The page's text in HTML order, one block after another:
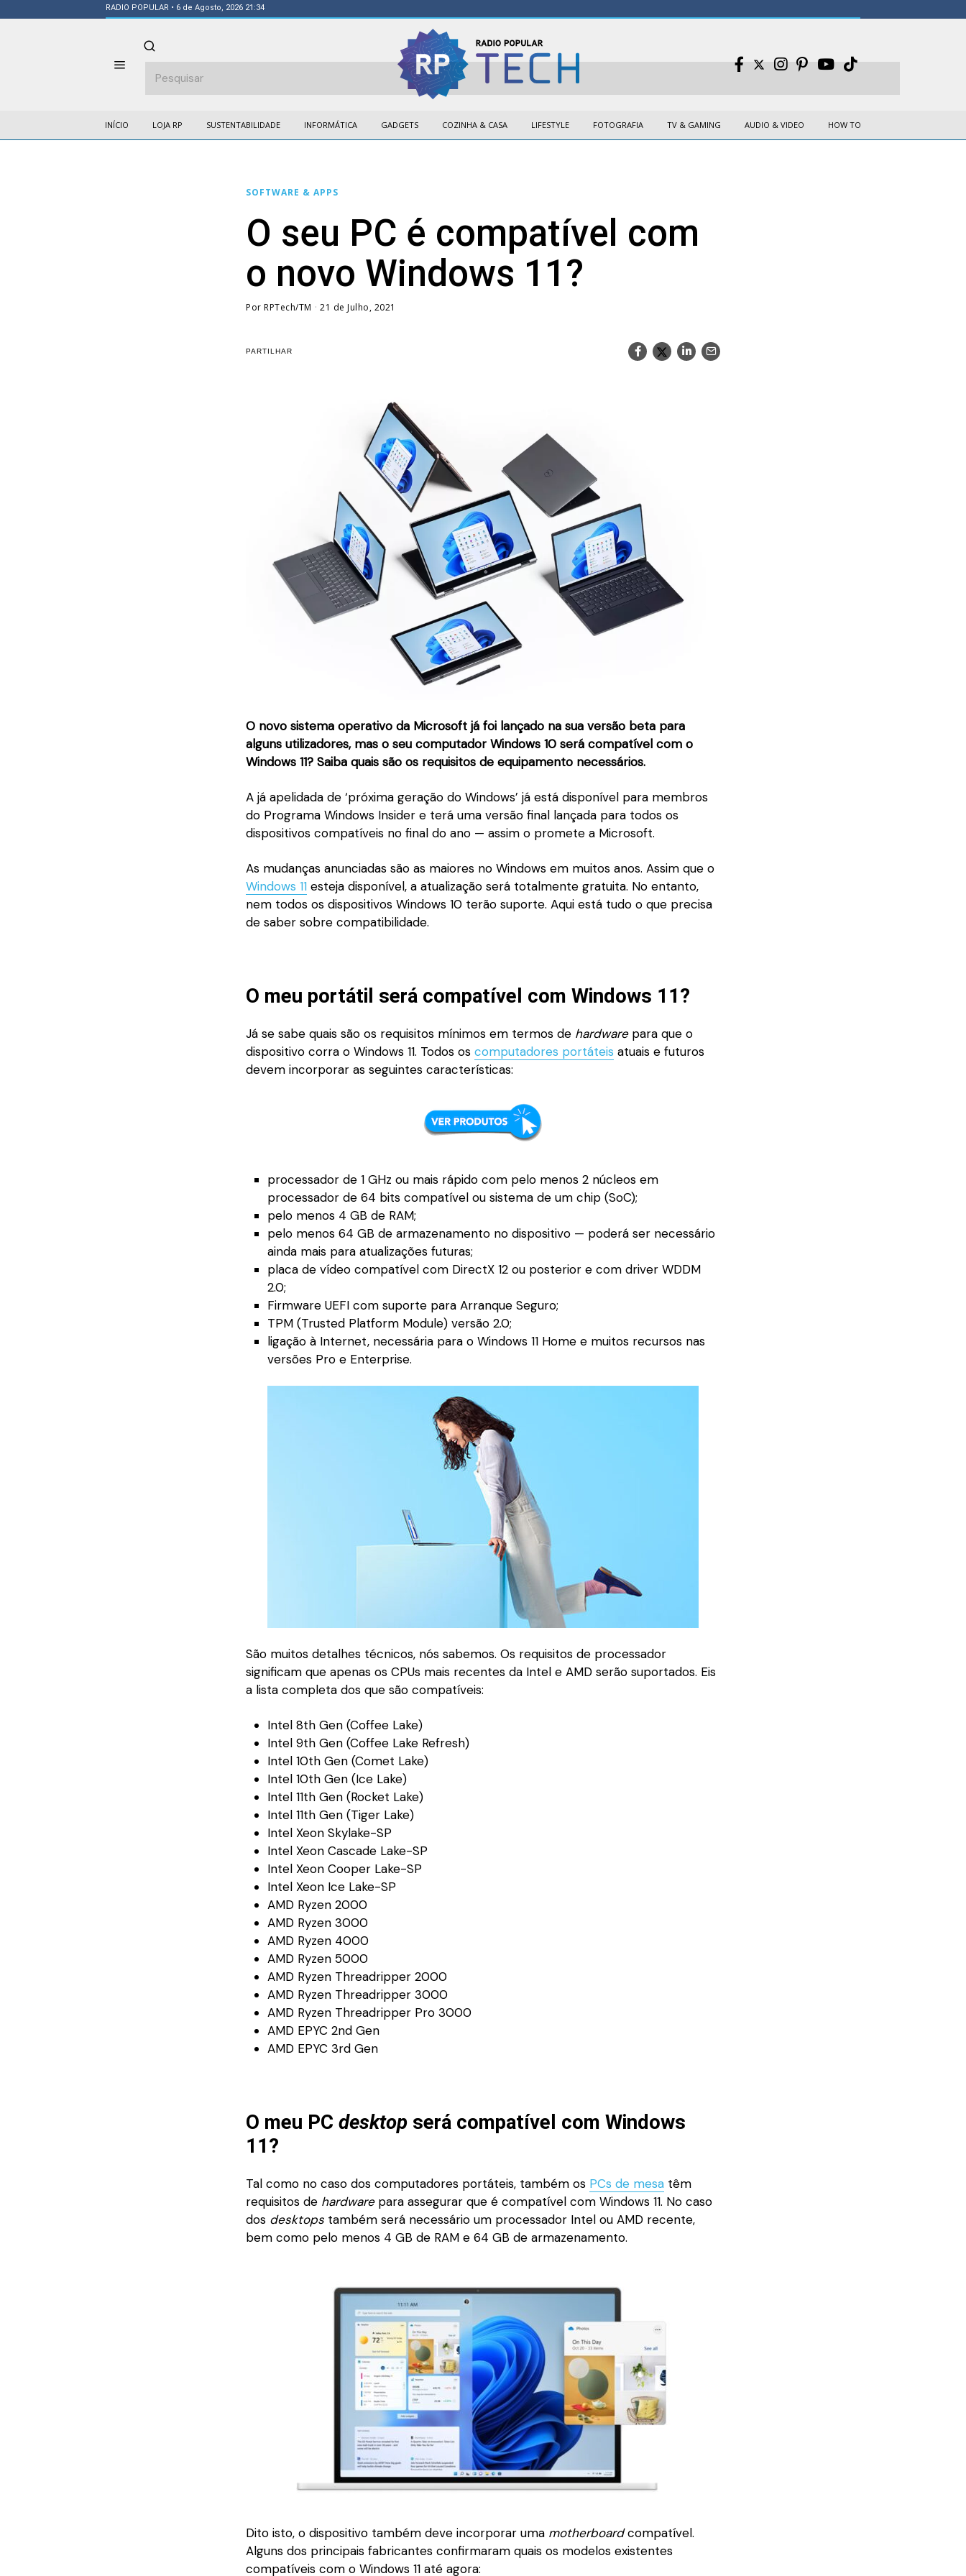
RADIO POPULAR • 6 de Agosto, 2026 21:34
INÍCIO LOJA RP SUSTENTABILIDADE INFORMÁTICA GADGETS COZINHA & CASA LIFESTYLE FOTOGRAFIA TV & GAMING AUDIO & VIDEO HOW TO
SOFTWARE & APPS
O seu PC é compatível com
o novo Windows 11?
Por RPTech/TM 21 de Julho, 2021
PARTILHAR
O novo sistema operativo da Microsoft já foi lançado na sua versão beta para
alguns utilizadores, mas o seu computador Windows 10 será compatível com o
Windows 11? Saiba quais são os requisitos de equipamento necessários.
A já apelidada de ‘próxima geração do Windows’ já está disponível para membros
do Programa Windows Insider e terá uma versão final lançada para todos os
dispositivos compatíveis no final do ano — assim o promete a Microsoft.
As mudanças anunciadas são as maiores no Windows em muitos anos. Assim que o
Windows 11 esteja disponível, a atualização será totalmente gratuita. No entanto,
nem todos os dispositivos Windows 10 terão suporte. Aqui está tudo o que precisa
de saber sobre compatibilidade.
O meu portátil será compatível com Windows 11?
Já se sabe quais são os requisitos mínimos em termos de hardwarepara que o
dispositivo corra o Windows 11. Todos os computadores portáteis atuais e futuros
devem incorporar as seguintes características:
processador de 1 GHz ou mais rápido com pelo menos 2 núcleos em
processador de 64 bits compatível ou sistema de um chip (SoC);
pelo menos 4 GB de RAM;
pelo menos 64 GB de armazenamento no dispositivo — poderá ser necessário
ainda mais para atualizações futuras;
placa de vídeo compatível com DirectX 12 ou posterior e com driver WDDM
2.0;
Firmware UEFI com suporte para Arranque Seguro;
TPM (Trusted Platform Module) versão 2.0;
ligação à Internet, necessária para o Windows 11 Home e muitos recursos nas
versões Pro e Enterprise.
São muitos detalhes técnicos, nós sabemos. Os requisitos de processador
significam que apenas os CPUs mais recentes da Intel e AMD serão suportados. Eis
a lista completa dos que são compatíveis:
Intel 8th Gen (Coffee Lake)
Intel 9th Gen (Coffee Lake Refresh)
Intel 10th Gen (Comet Lake)
Intel 10th Gen (Ice Lake)
Intel 11th Gen (Rocket Lake)
Intel 11th Gen (Tiger Lake)
Intel Xeon Skylake-SP
Intel Xeon Cascade Lake-SP
Intel Xeon Cooper Lake-SP
Intel Xeon Ice Lake-SP
AMD Ryzen 2000
AMD Ryzen 3000
AMD Ryzen 4000
AMD Ryzen 5000
AMD Ryzen Threadripper 2000
AMD Ryzen Threadripper 3000
AMD Ryzen Threadripper Pro 3000
AMD EPYC 2nd Gen
AMD EPYC 3rd Gen
O meu PC desktop será compatível com Windows
11?
Tal como no caso dos computadores portáteis, também os PCs de mesa têm
requisitos de hardwarepara assegurar que é compatível com Windows 11. No caso
dos desktops também será necessário um processador Intel ou AMD recente,
bem como pelo menos 4 GB de RAM e 64 GB de armazenamento.
Dito isto, o dispositivo também deve incorporar uma motherboardcompatível.
Alguns dos principais fabricantes confirmaram quais os modelos existentes
compatíveis com o Windows 11 até agora: